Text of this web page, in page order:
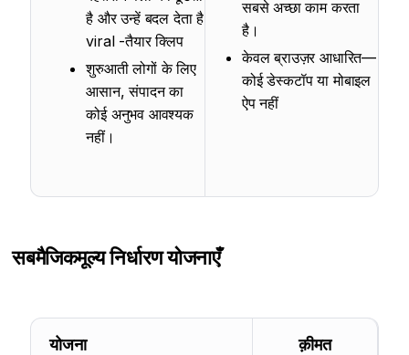
है और उन्हें बदल देता है
viral -तैयार क्लिप
शुरुआती लोगों के लिए
आसान, संपादन का
कोई अनुभव आवश्यक
नहीं।
सबसे अच्छा काम करता
है।
केवल ब्राउज़र आधारित—
कोई डेस्कटॉप या मोबाइल
ऐप नहीं
सबमैजिकमूल्य निर्धारण योजनाएँ
योजना क़ीमत